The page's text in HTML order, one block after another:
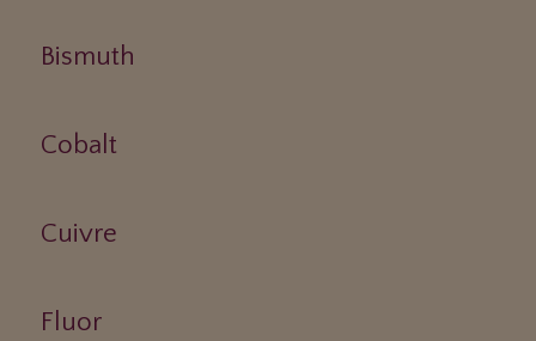
Bismuth
Cobalt
Cuivre
Fluor